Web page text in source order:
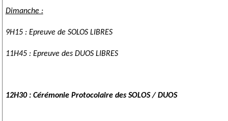
Dimanche :
9H15 : Epreuve de SOLOS LIBRES
11H45 : Epreuve des DUOS LIBRES
12H30 : Cérémonie Protocolaire des SOLOS / DUOS